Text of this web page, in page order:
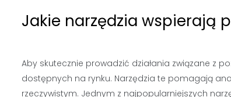
Jakie narzędzia wspierają
Aby skutecznie prowadzić działania związane z
dostępnych na rynku. Narzędzia te pomagają
rzeczywistym. Jednym z najpopularniejszych